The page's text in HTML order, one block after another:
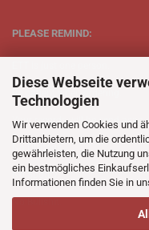
Diese Webseite
Technologien
Wir verwenden Cookies und
Drittanbietern, um die
gewährleisten, die Nutzung
ein bestmögliches
Informationen finden Sie in
PLEASE REMIND:
Be patient when ordering.
Your records will be send asap.
No Discogs.
No Spotify.
No Bullshit.